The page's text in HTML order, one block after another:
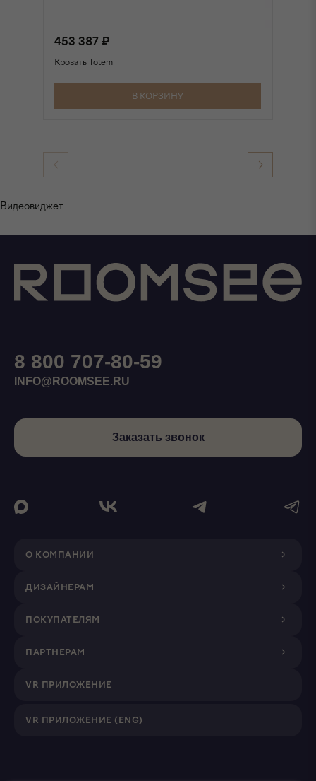
453 387 ₽
Кровать Totem
В КОРЗИНУ
Видеовиджет
О КОМПАНИИ
ДИЗАЙНЕРАМ
ПОКУПАТЕЛЯМ
ПАРТНЕРАМ
VR ПРИЛОЖЕНИЕ
VR ПРИЛОЖЕНИЕ (ENG)
8 800 707-80-59
INFO@ROOMSEE.RU
Заказать звонок